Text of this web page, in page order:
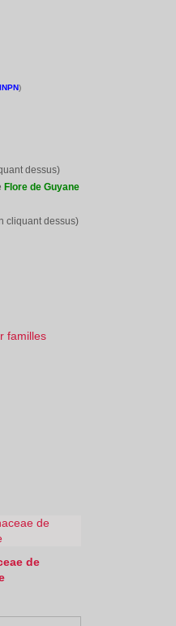
)
dessus)
Flore de Guyane
cliquant dessus)
familles
de